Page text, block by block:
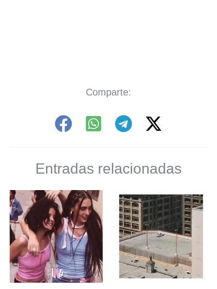
Comparte:
Entradas relacionadas